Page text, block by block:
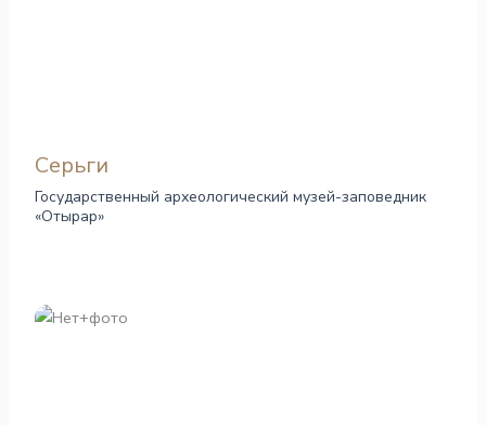
Серьги
Государственный археологический музей-заповедник
«Отырар»